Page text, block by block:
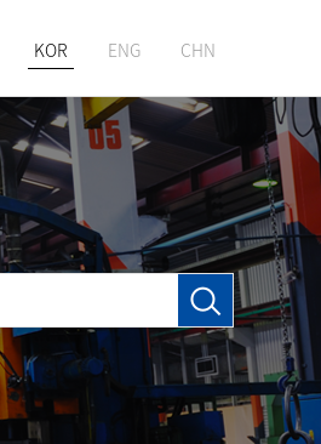
KOR ENG CHN